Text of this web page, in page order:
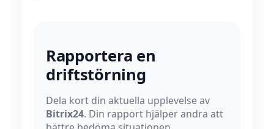
Rapportera en
driftstörning
Dela kort din aktuella upplevelse av
Bitrix24. Din rapport hjälper andra att